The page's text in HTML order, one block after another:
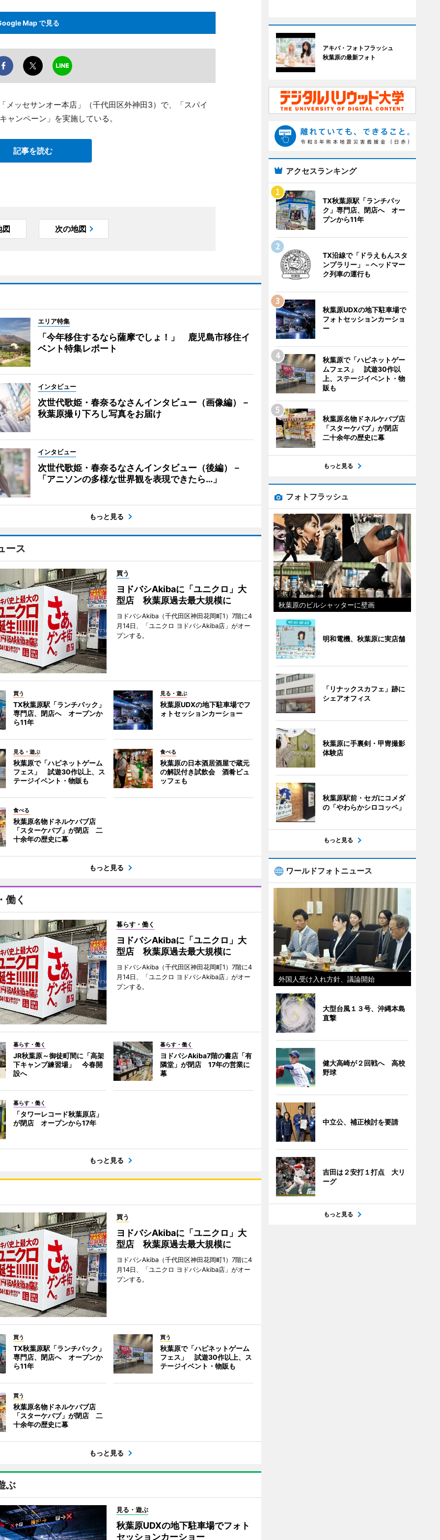
Map で見る
ッセサンオー本店」（千代田区外神田3）で、「スパイ
ンペーン」を実施している。
記事を読む
図 次の地図
エリア特集
「今年移住するなら薩摩でしょ！」 鹿児島市移住イ
ベント特集レポート
インタビュー
次世代歌姫・春奈るなさんインタビュー（画像編）－
秋葉原撮り下ろし写真をお届け
インタビュー
次世代歌姫・春奈るなさんインタビュー（後編）－
「アニソンの多様な世界観を表現できたら…」
もっと見る
ース
買う
ヨドバシAkibaに「ユニクロ」大
型店 秋葉原過去最大規模に
ヨドバシAkiba（千代田区神田花岡町1）7階に4
月14日、「ユニクロ ヨドバシAkiba店」がオー
プンする。
買う
TX秋葉原駅「ランチパック」
専門店、閉店へ オープンか
ら11年
見る・遊ぶ
秋葉原UDXの地下駐車場でフ
ォトセッションカーショー
見る・遊ぶ
秋葉原で「ハピネットゲーム
フェス」 試遊30作以上、ス
テージイベント・物販も
食べる
秋葉原の日本酒居酒屋で蔵元
の解説付き試飲会 酒肴ビュ
ッフェも
食べる
秋葉原名物ドネルケバブ店
「スターケバブ」が閉店 二
十余年の歴史に幕
もっと見る
働く
暮らす・働く
ヨドバシAkibaに「ユニクロ」大
型店 秋葉原過去最大規模に
ヨドバシAkiba（千代田区神田花岡町1）7階に4
月14日、「ユニクロ ヨドバシAkiba店」がオー
プンする。
暮らす・働く
JR秋葉原～御徒町間に「高架
下キャンプ練習場」 今春開
設へ
暮らす・働く
ヨドバシAkiba7階の書店「有
隣堂」が閉店 17年の営業に
幕
暮らす・働く
「タワーレコード秋葉原店」
が閉店 オープンから17年
もっと見る
買う
ヨドバシAkibaに「ユニクロ」大
型店 秋葉原過去最大規模に
ヨドバシAkiba（千代田区神田花岡町1）7階に4
月14日、「ユニクロ ヨドバシAkiba店」がオー
プンする。
買う
TX秋葉原駅「ランチパック」
専門店、閉店へ オープンか
ら11年
買う
秋葉原で「ハピネットゲーム
フェス」 試遊30作以上、ス
テージイベント・物販も
買う
秋葉原名物ドネルケバブ店
「スターケバブ」が閉店 二
十余年の歴史に幕
もっと見る
ぶ
見る・遊ぶ
秋葉原UDXの地下駐車場でフォト
セッションカーショー
アキバ・フォトフラッシュ
秋葉原の最新フォト
アクセスランキング
TX秋葉原駅「ランチパッ
ク」専門店、閉店へ オー
プンから11年
TX沿線で「ドラえもんスタ
ンプラリー」－ヘッドマー
ク列車の運行も
秋葉原UDXの地下駐車場で
フォトセッションカーショ
ー
秋葉原で「ハピネットゲー
ムフェス」 試遊30作以
上、ステージイベント・物
販も
秋葉原名物ドネルケバブ店
「スターケバブ」が閉店
二十余年の歴史に幕
もっと見る
フォトフラッシュ
秋葉原のビルシャッターに壁画
明和電機、秋葉原に実店舗
「リナックスカフェ」跡に
シェアオフィス
秋葉原に手裏剣・甲冑撮影
体験店
秋葉原駅前・セガにコメダ
の「やわらかシロコッペ」
もっと見る
ワールドフォトニュース
外国人受け入れ方針、議論開始
大型台風１３号、沖縄本島
直撃
健大高崎が２回戦へ 高校
野球
中立公、補正検討を要請
吉田は２安打１打点 大リ
ーグ
もっと見る